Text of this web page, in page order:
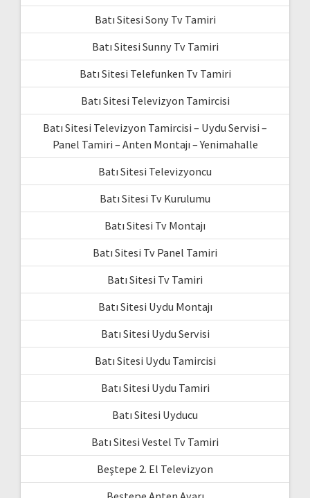
Batı Sitesi Sony Tv Tamiri
Batı Sitesi Sunny Tv Tamiri
Batı Sitesi Telefunken Tv Tamiri
Batı Sitesi Televizyon Tamircisi
Batı Sitesi Televizyon Tamircisi – Uydu Servisi –
Panel Tamiri – Anten Montajı – Yenimahalle
Batı Sitesi Televizyoncu
Batı Sitesi Tv Kurulumu
Batı Sitesi Tv Montajı
Batı Sitesi Tv Panel Tamiri
Batı Sitesi Tv Tamiri
Batı Sitesi Uydu Montajı
Batı Sitesi Uydu Servisi
Batı Sitesi Uydu Tamircisi
Batı Sitesi Uydu Tamiri
Batı Sitesi Uyducu
Batı Sitesi Vestel Tv Tamiri
Beştepe 2. El Televizyon